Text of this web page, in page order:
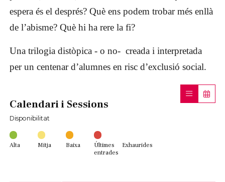
espera és el després? Què ens podem trobar més enllà
de l’abisme? Què hi ha rere la fi?
Una trilogia distòpica - o no- creada i interpretada
per un centenar d’alumnes en risc d’exclusió social.
Calendari i Sessions
Disponibilitat
Alta Mitja Baixa
Últimes
entrades
Exhaurides